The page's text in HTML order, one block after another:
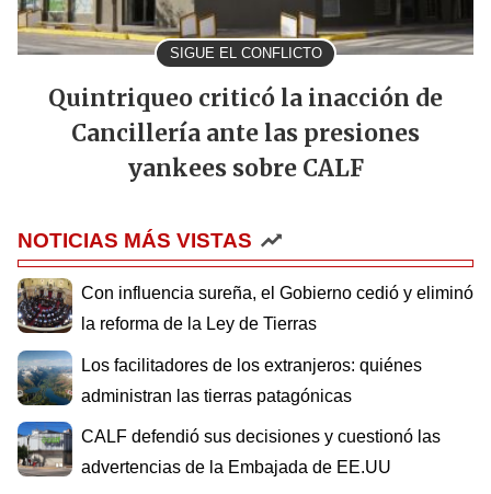
SIGUE EL CONFLICTO
Quintriqueo criticó la inacción de
Cancillería ante las presiones
yankees sobre CALF
NOTICIAS MÁS VISTAS
Con influencia sureña, el Gobierno cedió y eliminó
la reforma de la Ley de Tierras
Los facilitadores de los extranjeros: quiénes
administran las tierras patagónicas
CALF defendió sus decisiones y cuestionó las
advertencias de la Embajada de EE.UU